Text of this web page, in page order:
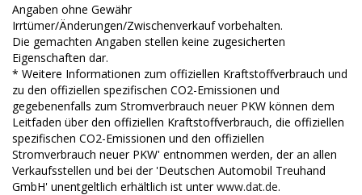
Angaben ohne Gewähr
Irrtümer/Änderungen/Zwischenverkauf vorbehalten.
Die gemachten Angaben stellen keine zugesicherten
Eigenschaften dar.
* Weitere Informationen zum offiziellen Kraftstoffverbrauch und
zu den offiziellen spezifischen CO2-Emissionen und
gegebenenfalls zum Stromverbrauch neuer PKW können dem
Leitfaden über den offiziellen Kraftstoffverbrauch, die offiziellen
spezifischen CO2-Emissionen und den offiziellen
Stromverbrauch neuer PKW' entnommen werden, der an allen
Verkaufsstellen und bei der 'Deutschen Automobil Treuhand
GmbH' unentgeltlich erhältlich ist unterwww.dat.de.